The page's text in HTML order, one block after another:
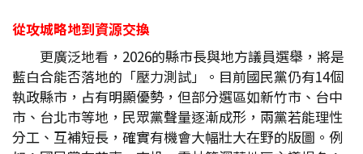
從攻城略地到資源交換
更廣泛地看，2026的縣市長與地方議員選舉，將是
藍白合能否落地的「壓力測試」。目前國民黨仍有14個
執政縣市，占有明顯優勢，但部分選區如新竹市、台中
市、台北市等地，民眾黨聲量逐漸成形，兩黨若能理性
分工、互補短長，確實有機會大幅壯大在野的版圖。例